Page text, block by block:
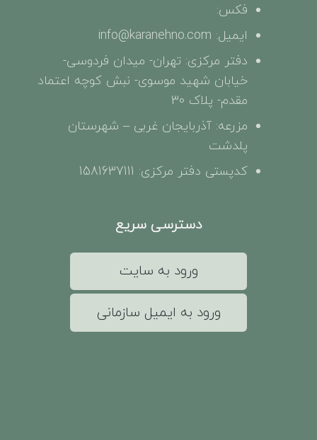
فکس:
ایمیل: info@karanehno.com
دفتر مرکزی: تهران- میدان فردوسی-
خیابان شهید موسوی- نبش کوچه اعتماد
مقدم- پلاک 30
مزرعه: آذربایجان غربی – شهرستان
پلدشت
کدپستی دفتر مرکزی: 1581637111
دسترسی سریع
ورود به سایت
ورود به ایمیل سازمانی